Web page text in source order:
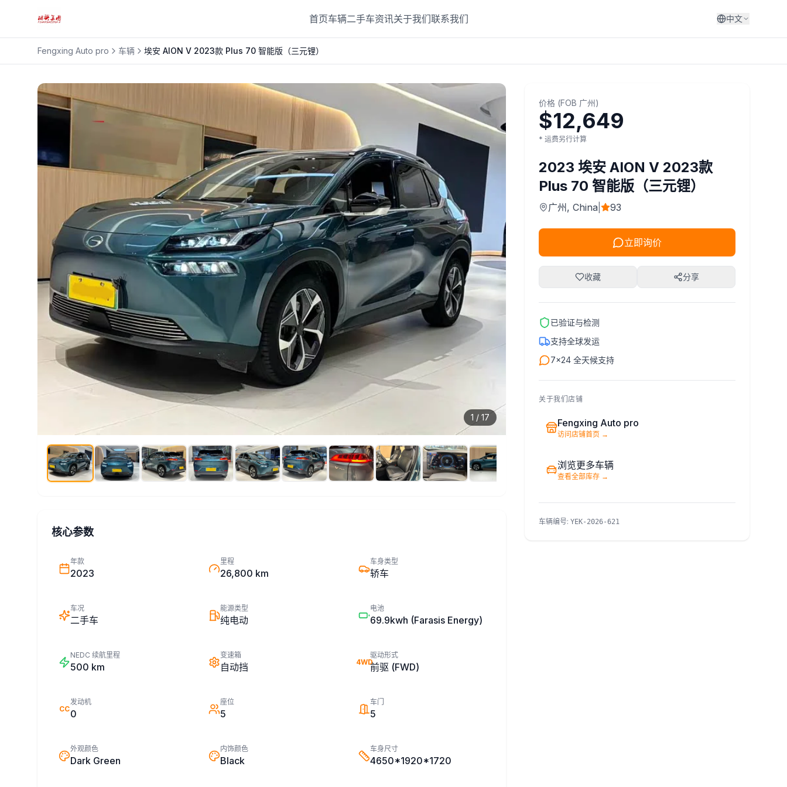
首页车辆二手车资讯关于我们联系我们 中文
Fengxing Auto pro 车辆 埃安 AION V 2023款 Plus 70 智能版（三元锂）
1 / 17
核心参数
年款
2023
里程
26,800 km
车身类型
轿车
车况
二手车
能源类型
纯电动
电池
69.9kwh (Farasis Energy)
NEDC 续航里程
500 km
变速箱
自动挡 4WD
驱动形式
前驱 (FWD)
CC
发动机
0
座位
5
车门
5
外观颜色
Dark Green
内饰颜色
Black
车身尺寸
4650*1920*1720
价格 (FOB 广州)
$12,649
* 运费另行计算
2023 埃安 AION V 2023款
Plus 70 智能版（三元锂）
广州 , China 93
立即询价
收藏 分享
已验证与检测
支持全球发运
7×24 全天候支持
关于我们店铺
Fengxing Auto pro
访问店铺首页 →
浏览更多车辆
查看全部库存 →
车辆编号: YEK-2026-621